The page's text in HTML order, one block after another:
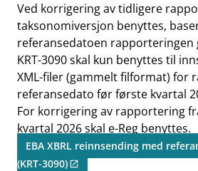
Ved korrigering av tidligere
taksonomiversjon benyttes,
referansedatoen rapporteringen
KRT-3090 skal kun benyttes til
XML-filer (gammelt filformat) for
referansedato før første kvartal
For korrigering av rapportering
kvartal 2026 skal e-Reg benyttes.
EBA XBRL reinnsending med
(KRT-3090)